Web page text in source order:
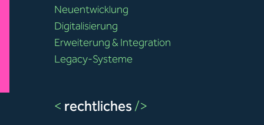
Neuentwicklung
Digitalisierung
Erweiterung & Integration
Legacy-Systeme
<rechtliches/>